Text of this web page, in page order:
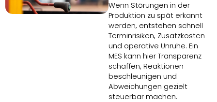
Wenn Störungen in der
Produktion zu spät erkannt
werden, entstehen schnell
Terminrisiken, Zusatzkosten
und operative Unruhe. Ein
MES kann hier Transparenz
schaffen, Reaktionen
beschleunigen und
Abweichungen gezielt
steuerbar machen.